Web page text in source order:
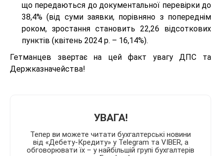
що передаються до документальної перевірки до
38,4% (від суми заявки, порівняно з попереднім
роком, зростання становить 22,26 відсоткових
пунктів (квітень 2024 р. – 16,14%).
Гетманцев звертає на цей факт увагу ДПС та
Держказначейства!
УВАГА!
Тепер ви можете читати бухгалтерські новини
від «Дебету-Кредиту» у Telegram та VIBER, а
обговорювати їх – у найбільшій групі бухгалтерів